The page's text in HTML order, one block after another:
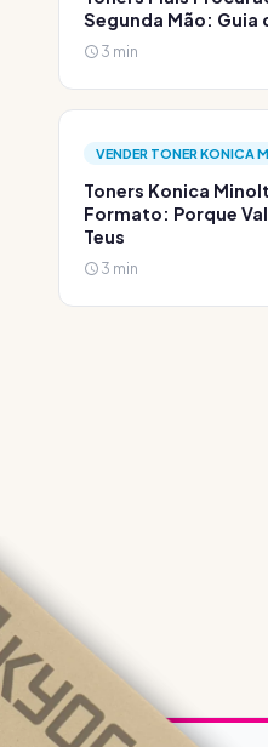
Segunda Mão: Guia
3 min
VENDER TONER KONICA
Toners Konica
Formato: Porque
Teus
3 min